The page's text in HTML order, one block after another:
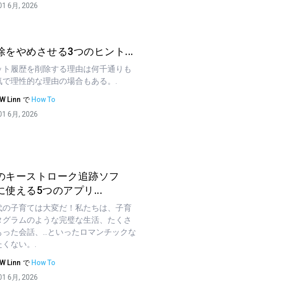
6月, 2026
る
をやめさせる3つのヒント...
履歴を削除する理由は何千通りも
理性的な理由の場合もある。.
Linn で How To
6月, 2026
る
キーストローク追跡ソフ
使える5つのアプリ...
の子育ては大変だ！私たちは、子育
ラムのような完璧な生活、たくさ
た会話、...といったロマンチックな
くない。.
Linn で How To
6月, 2026